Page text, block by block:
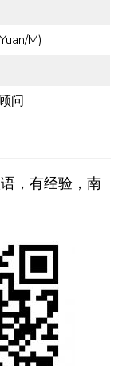
M)
问
，有经验，南